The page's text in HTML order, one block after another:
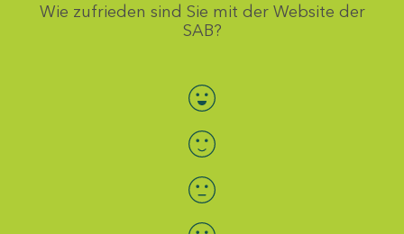
Wie zufrieden sind Sie mit der Website der
SAB?
Bewertung auswählen